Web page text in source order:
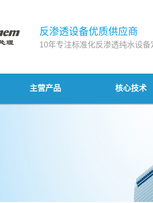
反渗透设备优质供应商
10年专注标准化反渗透纯水设备
主营产品 核心技术